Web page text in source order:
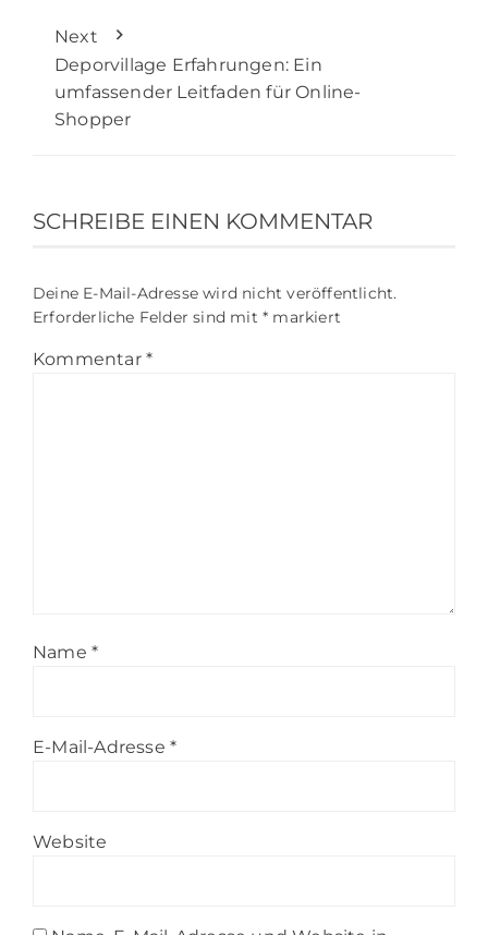
Next
Deporvillage Erfahrungen: Ein
umfassender Leitfaden für Online-
Shopper
SCHREIBE EINEN KOMMENTAR
Deine E-Mail-Adresse wird nicht veröffentlicht.
Erforderliche Felder sind mit * markiert
Kommentar *
Name *
E-Mail-Adresse *
Website